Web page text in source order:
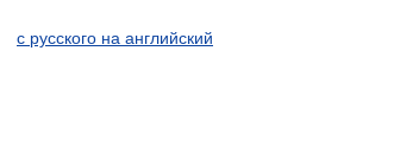
с русского на английский